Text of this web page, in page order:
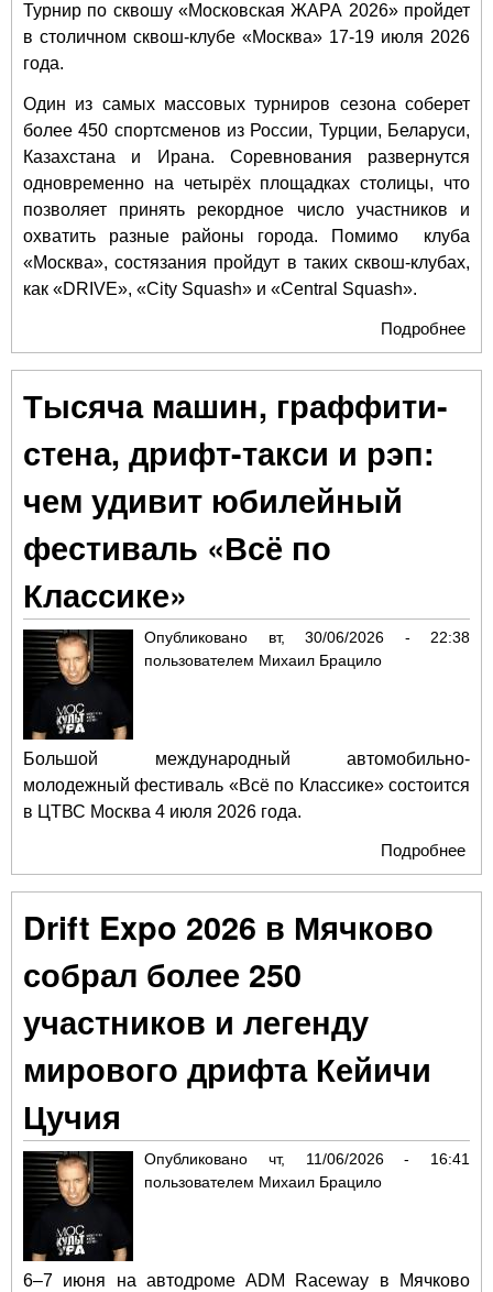
Турнир по сквошу «Московская ЖАРА 2026» пройдет
в столичном сквош-клубе «Москва» 17-19 июля 2026
года.
Один из самых массовых турниров сезона соберет
более 450 спортсменов из России, Турции, Беларуси,
Казахстана и Ирана. Соревнования развернутся
одновременно на четырёх площадках столицы, что
позволяет принять рекордное число участников и
охватить разные районы города. Помимо клуба
«Москва», состязания пройдут в таких сквош-клубах,
как «DRIVE», «City Squash» и «Central Squash».
Подробнее
Тысяча машин, граффити-
стена, дрифт-такси и рэп:
чем удивит юбилейный
фестиваль «Всё по
Классике»
Опубликовано вт, 30/06/2026 - 22:38
пользователем Михаил Брацило
Большой международный автомобильно-
молодежный фестиваль «Всё по Классике» состоится
в ЦТВС Москва 4 июля 2026 года.
Подробнее
Drift Expo 2026 в Мячково
собрал более 250
участников и легенду
мирового дрифта Кейичи
Цучия
Опубликовано чт, 11/06/2026 - 16:41
пользователем Михаил Брацило
6–7 июня на автодроме ADM Raceway в Мячково